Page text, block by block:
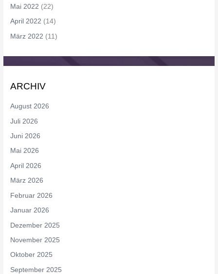
Mai 2022 (22)
April 2022 (14)
März 2022 (11)
ARCHIV
August 2026
Juli 2026
Juni 2026
Mai 2026
April 2026
März 2026
Februar 2026
Januar 2026
Dezember 2025
November 2025
Oktober 2025
September 2025